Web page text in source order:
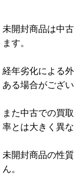
未開封商品は中
ます。
経年劣化による
ある場合がござい
また中古での買
率とは大きく異
未開封商品の性
ん。